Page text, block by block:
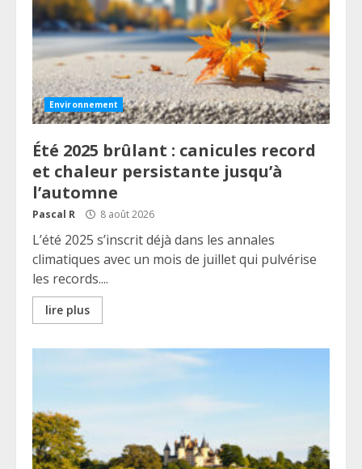
Environnement
Été 2025 brûlant : canicules record
et chaleur persistante jusqu’à
l’automne
Pascal R 8 août 2026
L’été 2025 s’inscrit déjà dans les annales
climatiques avec un mois de juillet qui pulvérise
les records....
lire plus